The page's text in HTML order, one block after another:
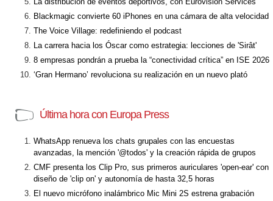
Blackmagic convierte 60 iPhones en una cámara de alta velocidad
The Voice Village: redefiniendo el podcast
La carrera hacia los Óscar como estrategia: lecciones de 'Sirât'
8 empresas pondrán a prueba la “conectividad crítica” en ISE 2026
‘Gran Hermano’ revoluciona su realización en un nuevo plató
Última hora con Europa Press
WhatsApp renueva los chats grupales con las encuestas
avanzadas, la mención '@todos' y la creación rápida de grupos
CMF presenta los Clip Pro, sus primeros auriculares 'open-ear' con
diseño de 'clip on' y autonomía de hasta 32,5 horas
El nuevo micrófono inalámbrico Mic Mini 2S estrena grabación